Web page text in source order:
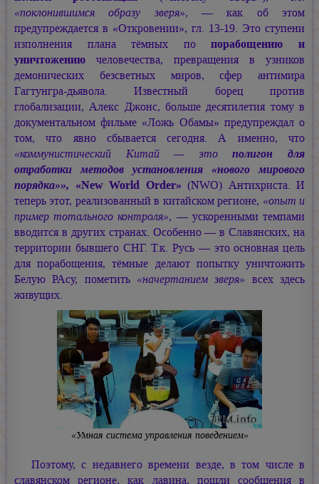
«поклонившимся образу зверя», — как об этом
предупреждается в «Откровении», гл. 13-19. Это ступени
изполнения плана тёмных попорабощению и
уничтожению человечества, превращения в узников
демонических безсветных миров, сфер антимира
Гагтунгра-дьявола. Известный борец против
глобализации, Алекс Джонс, больше десятилетия тому в
документальном фильме «Ложь Обамы» предупреждал о
том, что явно сбывается сегодня. А именно, что
«коммунистический Китай — этополигон для
отработки методов установления «нового мирового
порядка»», «New World Order» (NWO) Антихриста. И
теперь этот, реализованный в китайском регионе, «опыт и
пример тотального контроля», — ускоренными темпами
вводится в других странах. Особенно — в Славянских, на
территории бывшего СНГ. Т.к. Русь — это основная цель
для порабощения, тёмные делают попытку уничтожить
Белую РАсу, пометить «начертанием зверя» всех здесь
живущих.
«Умная система управления поведением»
Поэтому, с недавнего времени везде, в том числе в
славянском регионе, как лавина, пошли сообщения в